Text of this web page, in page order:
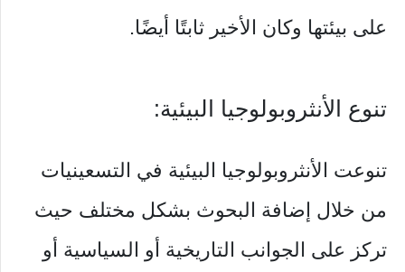
على بيئتها وكان الأخير ثابتًا أيضًا.
تنوع الأنثروبولوجيا البيئية:
تنوعت الأنثروبولوجيا البيئية في التسعينيات
من خلال إضافة البحوث بشكل مختلف حيث
تركز على الجوانب التاريخية أو السياسية أو